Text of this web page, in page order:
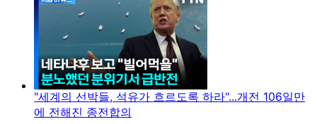
"세계의 선박들, 석유가 흐르도록 하라"...개전 106일만
에 전해진 종전합의